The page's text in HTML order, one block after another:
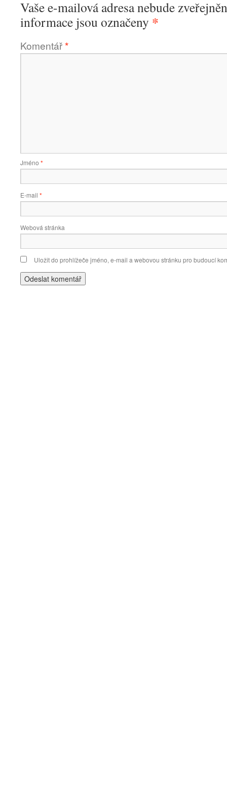
Vaše e-mailová adresa nebude
informace jsou označeny *
Komentář*
Jméno *
E-mail *
Webová stránka
Uložit do prohlížeče jméno, e-mail a webovou stránku pro budoucí